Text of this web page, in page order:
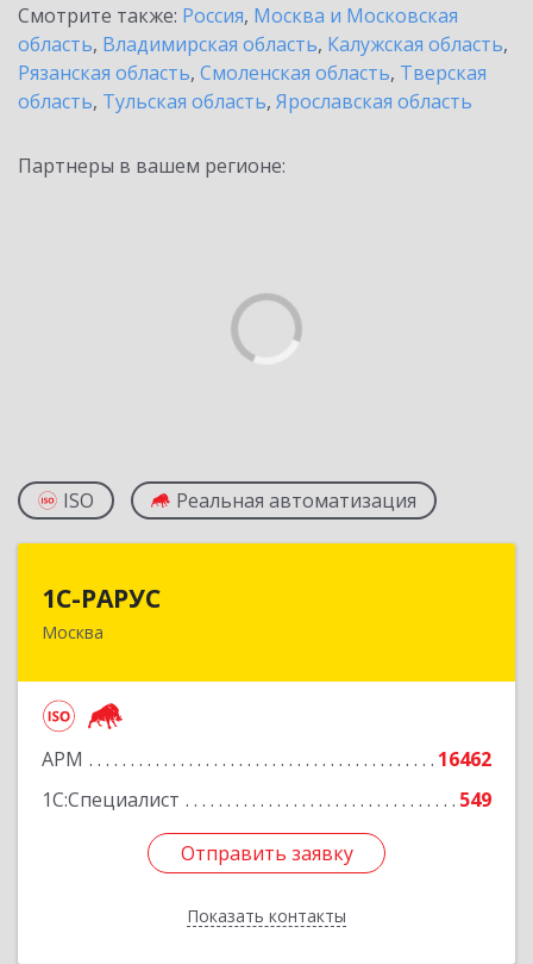
Смотрите также: Россия, Москва и Московская
область, Владимирская область, Калужская область,
Рязанская область, Смоленская область, Тверская
область, Тульская область, Ярославская область
Партнеры в вашем регионе:
ISO Реальная автоматизация
1С-РАРУС
Москва
АРМ
16462
1С:Специалист
549
Отправить заявку
Показать контакты
127434, Москва г, Дмитровское ш, дом № 9Б
Отправить заявку
Назад